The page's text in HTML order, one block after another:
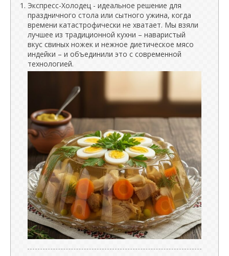
Экспресс-Холодец - идеальное решение для
праздничного стола или сытного ужина, когда
времени катастрофически не хватает. Мы взяли
лучшее из традиционной кухни – наваристый
вкус свиных ножек и нежное диетическое мясо
индейки – и объединили это с современной
технологией.